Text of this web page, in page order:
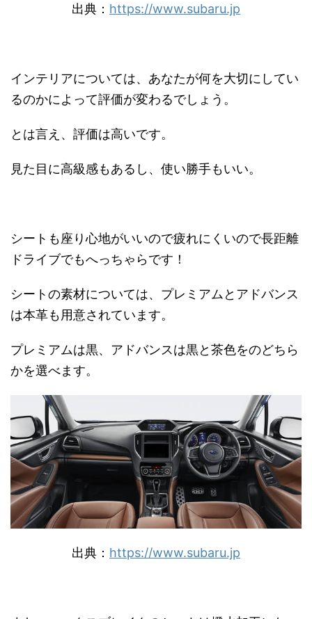
出典： https://www.subaru.jp
インテリアについては、あなたが何を大切にしてい
るのかによって評価が変わるでしょう。
とは言え、評価は高いです。
見た目に高級感もあるし、使い勝手もいい。
シートも座り心地がいいので疲れにくいので長距離
ドライブでもへっちゃらです！
シートの素材については、プレミアムとアドバンス
は本革も用意されています。
プレミアムは黒、アドバンスは黒と茶色をのどちら
かを選べます。
出典： https://www.subaru.jp